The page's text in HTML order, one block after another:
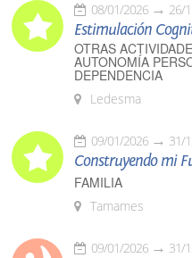
08/01/2026 26/
Estimulación
OTRAS
AUTONOMÍA
DEPENDENCIA
Ledesma
09/01/2026 31/
Construyendo mi
FAMILIA
Tamames
09/01/2026 31/